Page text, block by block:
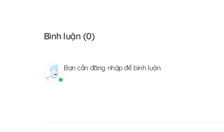
Bình luận (0)
Bạn cần đăng nhậpđể bình luận.